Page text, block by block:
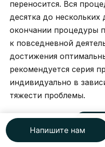
переносится. Вся
десятка до
окончании процедуры
к повседневной
достижения
рекомендуется серия
индивидуально в
тяжести проблемы.
Напишите нам